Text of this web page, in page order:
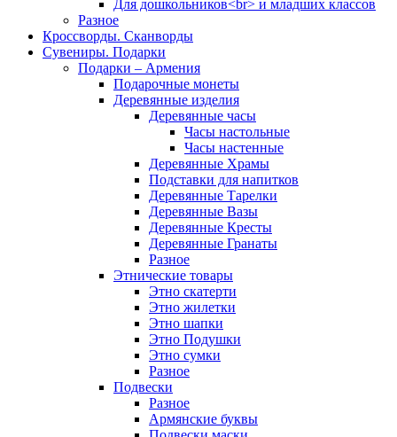
Для дошкольников<br> и младших классов
Разное
Кроссворды. Сканворды
Сувениры. Подарки
Подарки – Армения
Подарочные монеты
Деревянные изделия
Деревянные часы
Часы настольные
Часы настенные
Деревянные Храмы
Подставки для напитков
Деревянные Тарелки
Деревянные Вазы
Деревянные Кресты
Деревянные Гранаты
Разное
Этнические товары
Этно скатерти
Этно жилетки
Этно шапки
Этно Подушки
Этно сумки
Разное
Подвески
Разное
Армянские буквы